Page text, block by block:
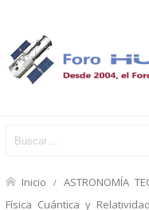
Inicio ASTRONOMÍA
Física Cuántica y Relatividad